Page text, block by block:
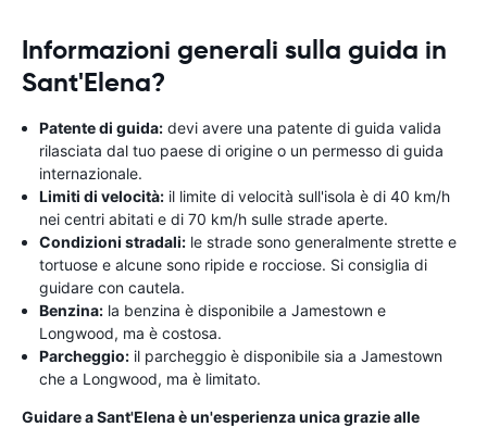
Informazioni generali sulla guida in
Sant'Elena?
Patente di guida: devi avere una patente di guida valida
rilasciata dal tuo paese di origine o un permesso di guida
internazionale.
Limiti di velocità: il limite di velocità sull'isola è di 40 km/h
nei centri abitati e di 70 km/h sulle strade aperte.
Condizioni stradali: le strade sono generalmente strette e
tortuose e alcune sono ripide e rocciose. Si consiglia di
guidare con cautela.
Benzina: la benzina è disponibile a Jamestown e
Longwood, ma è costosa.
Parcheggio: il parcheggio è disponibile sia a Jamestown
che a Longwood, ma è limitato.
Guidare a Sant'Elena è un'esperienza unica grazie alle